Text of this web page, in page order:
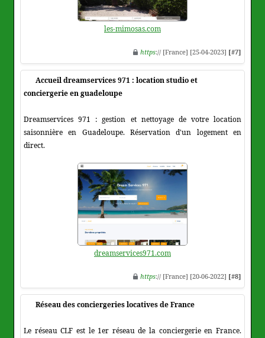
les-mimosas.com
https:// [France] [25-04-2023] [#7]
Accueil dreamservices 971 : location studio et
conciergerie en guadeloupe
Dreamservices 971 : gestion et nettoyage de votre location
saisonnière en Guadeloupe. Réservation d'un logement en
direct.
dreamservices971.com
https:// [France] [20-06-2022] [#8]
Réseau des conciergeries locatives de France
Le réseau CLF est le 1er réseau de la conciergerie en France.